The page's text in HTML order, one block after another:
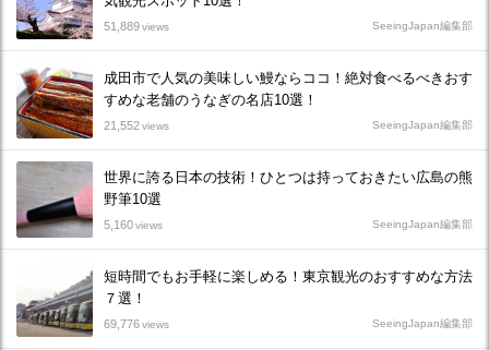
51,889views SeeingJapan編集部
成田市で人気の美味しい鰻ならココ！絶対食べるべきおす
すめな老舗のうなぎの名店10選！
21,552views SeeingJapan編集部
世界に誇る日本の技術！ひとつは持っておきたい広島の熊
野筆10選
5,160views SeeingJapan編集部
短時間でもお手軽に楽しめる！東京観光のおすすめな方法
７選！
69,776views SeeingJapan編集部